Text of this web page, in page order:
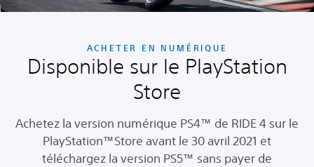
ACHETER EN NUMÉRIQUE
Disponible sur le PlayStation
Store
Achetez la version numérique PS4™ de RIDE 4 sur le
PlayStation™Store avant le 30 avril 2021 et
téléchargez la version PS5™ sans payer de